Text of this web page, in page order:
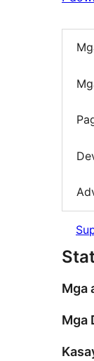
Mga
Mga